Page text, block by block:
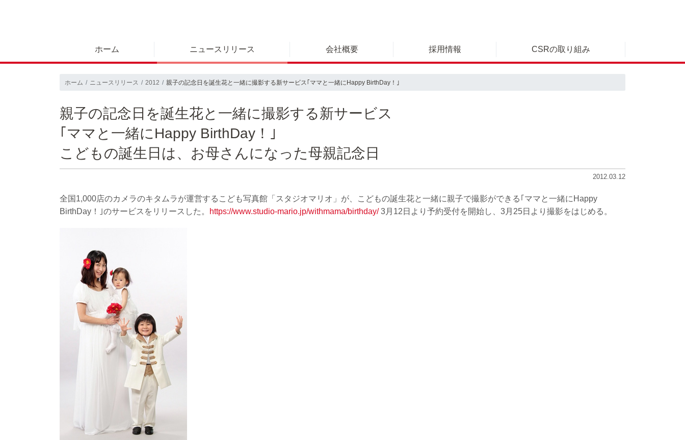
ホーム ニュースリリース 会社概要 採用情報 CSRの取り組み
ホーム ニュースリリース 2012 親子の記念日を誕生花と一緒に撮影する新サービス｢ママと一緒にHappy BirthDay！｣
親子の記念日を誕生花と一緒に撮影する新サービス
｢ママと一緒にHappy BirthDay！｣
こどもの誕生日は、お母さんになった母親記念日
2012.03.12
全国1,000店のカメラのキタムラが運営するこども写真館「スタジオマリオ」が、こどもの誕生花と一緒に親子で撮影ができる｢ママと一緒にHappy
BirthDay！｣のサービスをリリースした。
https://www.studio-mario.jp/withmama/birthday/3月12日より予約受付を開始し、3月25日より撮影をはじめる。